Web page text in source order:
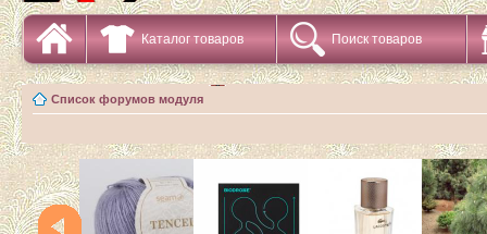
Каталог товаров Поиск товаров
Список форумов модуля